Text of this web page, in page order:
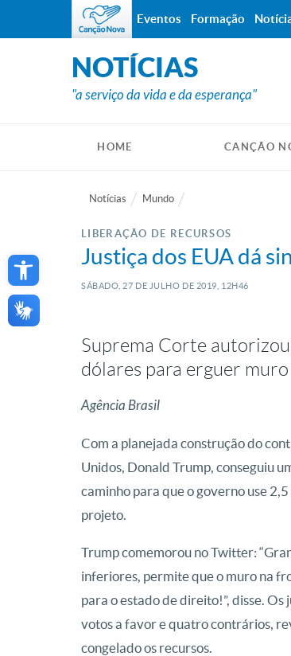
Open toolbar
NOTÍCIAS
"a serviço da vida e da esperança"
HOME CANÇÃO
Notícias Mundo
LIBERAÇÃO DE RECURSOS
Justiça dos EUA dá
SÁBADO, 27 DE JULHO DE 2019, 12H46
Suprema Corte
dólares para erguer
Agência Brasil
Com a planejada construção do
Unidos, Donald Trump, conseguiu
caminho para que o governo use
projeto.
Trump comemorou no Twitter:
inferiores, permite que o muro na
para o estado de direito!”, disse.
votos a favor e quatro contrários,
congelado os recursos.
Eventos Formação